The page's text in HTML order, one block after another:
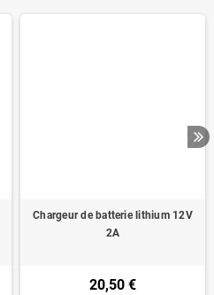
Chargeur de batterie lithium 12V
2A
20,50 €